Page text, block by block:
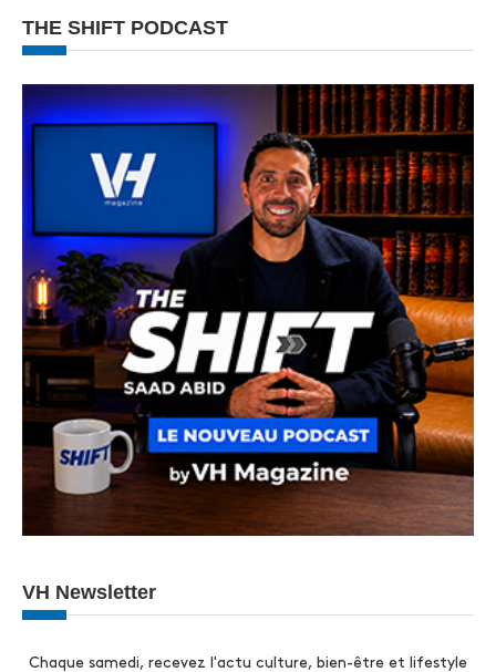
THE SHIFT PODCAST
VH Newsletter
Chaque samedi, recevez l'actu culture, bien-être et lifestyle